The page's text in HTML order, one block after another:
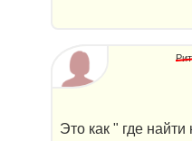
Это как " где